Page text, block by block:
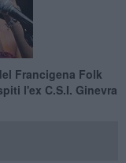
Francigena Folk
l'ex C.S.I. Ginevra